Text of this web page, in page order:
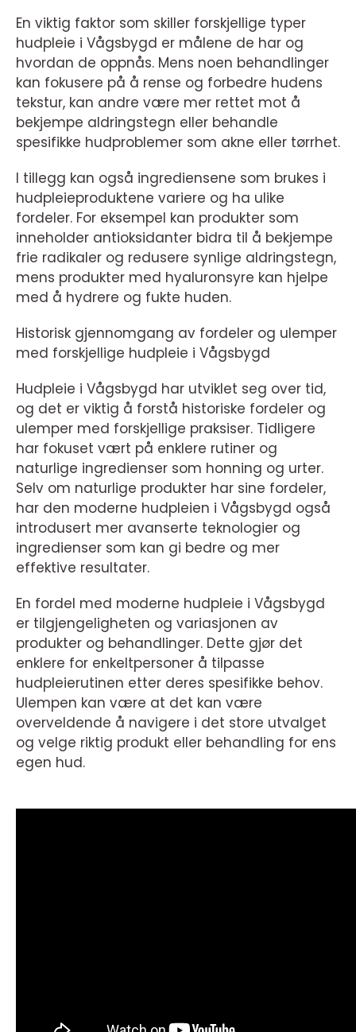
En viktig faktor som skiller forskjellige typer
hudpleie i Vågsbygd er målene de har og
hvordan de oppnås. Mens noen behandlinger
kan fokusere på å rense og forbedre hudens
tekstur, kan andre være mer rettet mot å
bekjempe aldringstegn eller behandle
spesifikke hudproblemer som akne eller tørrhet.
I tillegg kan også ingrediensene som brukes i
hudpleieproduktene variere og ha ulike
fordeler. For eksempel kan produkter som
inneholder antioksidanter bidra til å bekjempe
frie radikaler og redusere synlige aldringstegn,
mens produkter med hyaluronsyre kan hjelpe
med å hydrere og fukte huden.
Historisk gjennomgang av fordeler og ulemper
med forskjellige hudpleie i Vågsbygd
Hudpleie i Vågsbygd har utviklet seg over tid,
og det er viktig å forstå historiske fordeler og
ulemper med forskjellige praksiser. Tidligere
har fokuset vært på enklere rutiner og
naturlige ingredienser som honning og urter.
Selv om naturlige produkter har sine fordeler,
har den moderne hudpleien i Vågsbygd også
introdusert mer avanserte teknologier og
ingredienser som kan gi bedre og mer
effektive resultater.
En fordel med moderne hudpleie i Vågsbygd
er tilgjengeligheten og variasjonen av
produkter og behandlinger. Dette gjør det
enklere for enkeltpersoner å tilpasse
hudpleierutinen etter deres spesifikke behov.
Ulempen kan være at det kan være
overveldende å navigere i det store utvalget
og velge riktig produkt eller behandling for ens
egen hud.